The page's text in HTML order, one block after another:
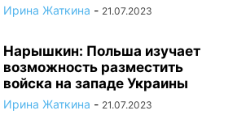
Ирина Жаткина - 21.07.2023
Нарышкин: Польша изучает
возможность разместить
войска на западе Украины
Ирина Жаткина - 21.07.2023